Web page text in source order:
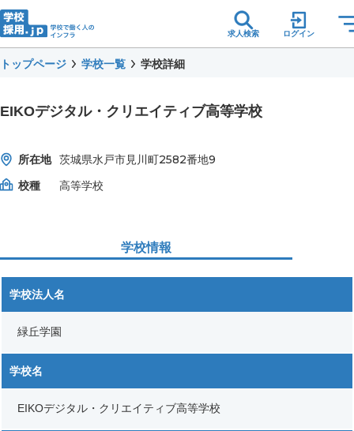
求人検索 ログイン
トップページ 学校一覧 学校詳細
EIKOデジタル・クリエイティブ高等学校
所在地 茨城県水戸市見川町2582番地9
校種
高等学校
学校情報
学校法人名
緑丘学園
学校名
EIKOデジタル・クリエイティブ高等学校